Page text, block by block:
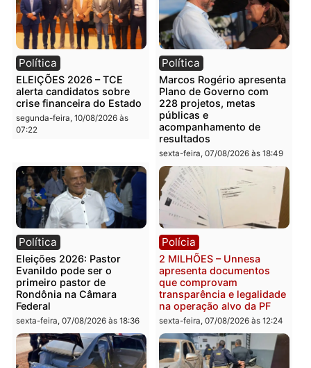
Rondônia
El Niño acende alerta:
Porto Velho pode enfrentar
seca prolongada, calor
extremo e nova batalha
contra a fumaça
segunda-feira, 10/08/2026 às
08:31
Polícia
PM encontra drogas em
bicicleta de falso
de salgados em Porto
Velho
segunda-feira, 10/08/2026 às
07:48
Política
ELEIÇÕES 2026 – TCE
alerta candidatos sobre
crise financeira do Estado
segunda-feira, 10/08/2026 às
07:22
Política
Marcos Rogério
Plano de Governo com
228 projetos, metas
públicas e
acompanhamento de
resultados
sexta-feira, 07/08/2026 às